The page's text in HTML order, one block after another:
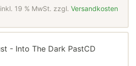
inkl. 19 % MwSt. zzgl. Versandkosten